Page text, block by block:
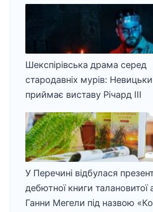
Шекспірівська драма серед
стародавніх мурів:
приймає виставу Річард ІІІ
У Перечині відбулася
дебютної книги талановитої
Ганни Мегели під назвою